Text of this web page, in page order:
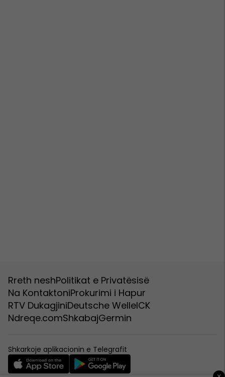
Rreth neshPolitikat e Privatësisë
Na KontaktoniProkurimi i Hapur
RTV DukagjiniDeutsche WelleICK
Ndreqe.comShkabajGermin
Shkarkoje aplikacionin e Telegrafit